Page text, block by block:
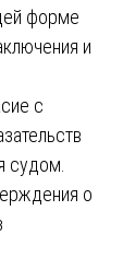
форме
и
с
судом.
о